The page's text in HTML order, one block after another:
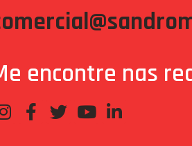
encontre nas